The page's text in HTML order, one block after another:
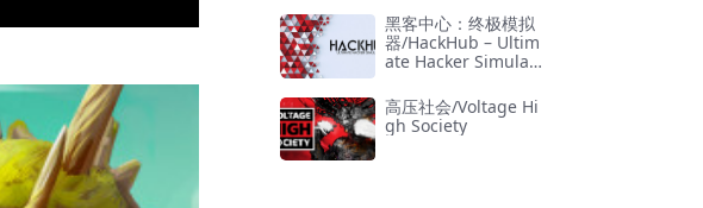
黑客中心：终极模拟
器/HackHub – Ultim
ate Hacker Simulat
高压社会/Voltage Hi
gh Society